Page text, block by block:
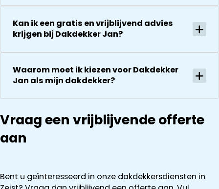
en snelle
worden
gerepareerd
zonder extra
communeren
ze goed en
aanraden.
Kan ik een gratis en vrijblijvend advies
krijgen bij Dakdekker Jan?
Waarom moet ik kiezen voor Dakdekker
Jan als mijn dakdekker?
Vraag een vrijblijvende offerte
aan
Bent u geïnteresseerd in onze dakdekkersdiensten in